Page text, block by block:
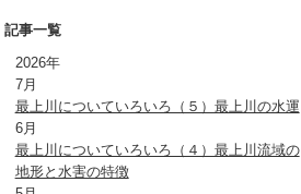
記事一覧
2026年
7月
最上川についていろいろ（５）最上川の水運
6月
最上川についていろいろ（４）最上川流域の
地形と水害の特徴